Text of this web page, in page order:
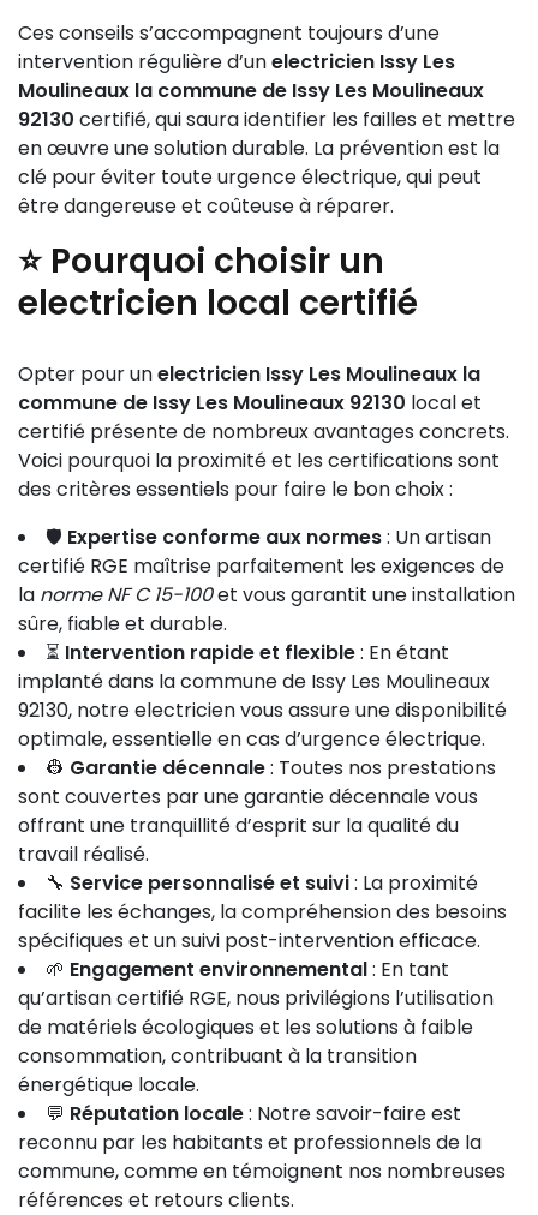
Ces conseils s’accompagnent toujours d’une
intervention régulière d’unelectricien Issy Les
Moulineaux la commune de Issy Les Moulineaux
92130 certifié, qui saura identifier les failles et mettre
en œuvre une solution durable. La prévention est la
clé pour éviter toute urgence électrique, qui peut
être dangereuse et coûteuse à réparer.
⭐ Pourquoi choisir un
electricien local certifié
Opter pour unelectricien Issy Les Moulineaux la
commune de Issy Les Moulineaux 92130 local et
certifié présente de nombreux avantages concrets.
Voici pourquoi la proximité et les certifications sont
des critères essentiels pour faire le bon choix :
🛡️ Expertise conforme aux normes: Un artisan
certifié RGE maîtrise parfaitement les exigences de
la norme NF C 15-100et vous garantit une installation
sûre, fiable et durable.
⏳ Intervention rapide et flexible: En étant
implanté dans la commune de Issy Les Moulineaux
92130, notre electricien vous assure une disponibilité
optimale, essentielle en cas d’urgence électrique.
👷 Garantie décennale: Toutes nos prestations
sont couvertes par une garantie décennale vous
offrant une tranquillité d’esprit sur la qualité du
travail réalisé.
🔧 Service personnalisé et suivi: La proximité
facilite les échanges, la compréhension des besoins
spécifiques et un suivi post-intervention efficace.
🌱 Engagement environnemental: En tant
qu’artisan certifié RGE, nous privilégions l’utilisation
de matériels écologiques et les solutions à faible
consommation, contribuant à la transition
énergétique locale.
💬 Réputation locale: Notre savoir-faire est
reconnu par les habitants et professionnels de la
commune, comme en témoignent nos nombreuses
références et retours clients.